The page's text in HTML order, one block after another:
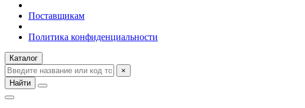
Поставщикам
Политика конфиденциальности
Каталог
×
Найти